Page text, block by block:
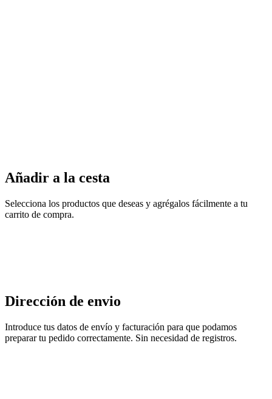
Añadir a la cesta
Selecciona los productos que deseas y agrégalos fácilmente a tu
carrito de compra.
Dirección de envio
Introduce tus datos de envío y facturación para que podamos
preparar tu pedido correctamente. Sin necesidad de registros.